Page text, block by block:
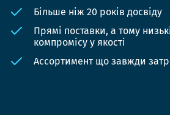
Більше ніж 20 років досвіду
Прямі поставки, а тому
компромісу у якості
Ассортимент що завжди